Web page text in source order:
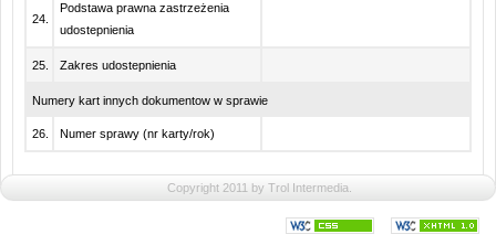
24.
Podstawa prawna zastrzeżenia
udostepnienia
25. Zakres udostepnienia
Numery kart innych dokumentow w sprawie
26. Numer sprawy (nr karty/rok)
Copyright 2011 by Trol Intermedia.